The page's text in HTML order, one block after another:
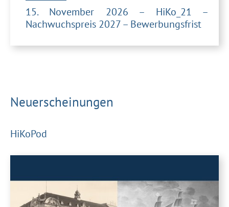
15. November 2026 – HiKo_21 –
Nachwuchspreis 2027 – Bewerbungsfrist
Neuerscheinungen
HiKoPod